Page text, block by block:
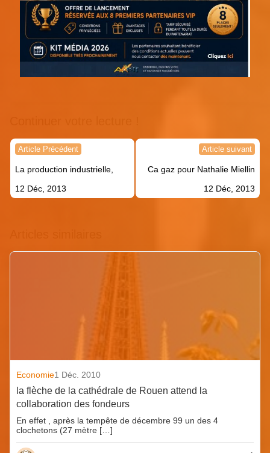
Navigation
l’article
Article Précédent
La production industrielle,
12 Déc, 2013
Article suivant
Ca gaz pour Nathalie Miellin
12 Déc, 2013
Economie1 Déc. 2010
la flèche de la cathédrale de Rouen attend la
collaboration des fondeurs
En effet , après la tempête de décembre 99 un des 4
clochetons (27 mètre […]